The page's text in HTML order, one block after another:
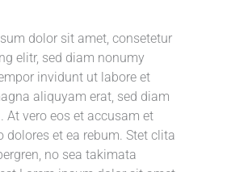
dolor sit amet, consetetur
elitr, sed diam nonumy
invidunt ut labore et
aliquyam erat, sed diam
At vero eos et accusam et
dolores et ea rebum. Stet clita
no sea takimata